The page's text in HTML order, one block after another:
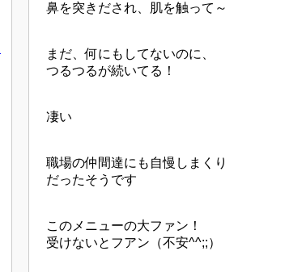
鼻を突きだされ、肌を触って～
まだ、何にもしてないのに、
つるつるが続いてる！
凄い
職場の仲間達にも自慢しまくり
だったそうです
このメニューの大ファン！
受けないとフアン（不安^^;;）